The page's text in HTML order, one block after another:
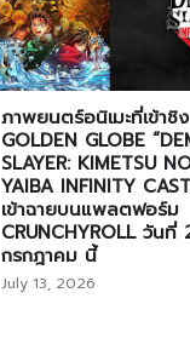
ภาพยนตร์อนิเมะที่เข้าชิง
GOLDEN GLOBE
SLAYER: KIMETSU
YAIBA INFINITY
เข้าฉายบนแพลตฟอร์ม
CRUNCHYROLL วันที่
กรกฎาคม นี้
July 13, 2026